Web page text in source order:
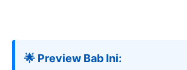
🌟 Preview Bab Ini: